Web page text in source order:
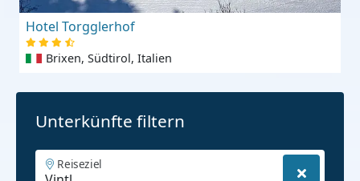
Hotel Torgglerhof
Brixen, Südtirol, Italien
Unterkünfte filtern
Reiseziel